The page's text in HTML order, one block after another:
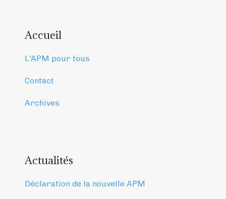
Accueil
L'APM pour tous
Contact
Archives
Actualités
Déclaration de la nouvelle APM